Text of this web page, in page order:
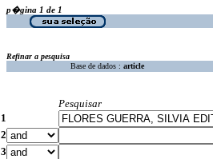
p�gina 1 de 1
Refinar a pesquisa
Base de dados : article
Pesquisar
1
2
3